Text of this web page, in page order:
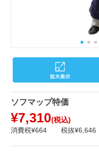
ソフマップ特価
¥7,310(税込)
消費税¥664 税抜¥6,646